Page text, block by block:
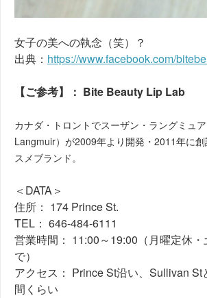
女子の美への執念（笑）？
出典： https://www.facebook.com/
【ご参考】： Bite Beauty Lip Lab
カナダ・トロントでスーザン・ラングミュ
Langmuir）が2009年より開発・2011年に
スメブランド。
＜DATA＞
住所： 174 Prince St.
TEL： 646-484-6111
営業時間： 11:00～19:00（月曜定休・
で）
アクセス： Prince St沿い、Sullivan St
間くらい